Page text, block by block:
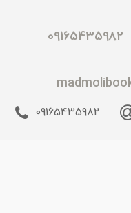
09165435982